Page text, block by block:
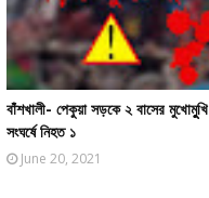
বাঁশখালী- পেকুয়া সড়কে ২ বাসের মুখোমুুখি
সংঘর্ষে নিহত ১
June 20, 2021